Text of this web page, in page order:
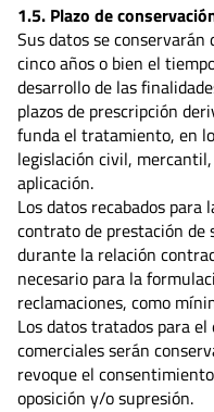
1.5. Plazo de
Sus datos se
cinco años o bien el
desarrollo de las
plazos de prescripción
funda el tratamiento, en
legislación civil,
aplicación.
Los datos recabados
contrato de prestación de
durante la relación
necesario para la
reclamaciones, como
Los datos tratados para
comerciales serán
revoque el
oposición y/o supresión.